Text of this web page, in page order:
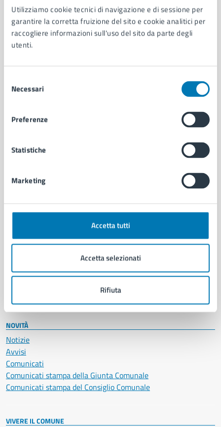
Utilizziamo cookie tecnici di navigazione e di sessione per
garantire la corretta fruizione del sito e cookie analitici per
raccogliere informazioni sull'uso del sito da parte degli
utenti.
delNecessari
Preferenze
Statistiche
Marketing
Accetta tutti
Accetta selezionati
Rifiuta
AMMINISTRAZIONE
Aree amministrative
Organi di governo
Politici
Intranet, posta aziendale e protocollo
Anagrafe e stato civile
Giustizia e sicurezza pubblica
Salute, benessere e assistenza
Servizi Cimiteriali
NOVITÀ
Notizie
Avvisi
Comunicati
Comunicati stampa della Giunta Comunale
Comunicati stampa del Consiglio Comunale
VIVERE IL COMUNE